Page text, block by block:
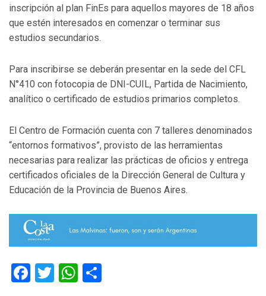
inscripción al plan FinEs para aquellos mayores de 18 años
que estén interesados en comenzar o terminar sus
estudios secundarios.
Para inscribirse se deberán presentar en la sede del CFL
N°410 con fotocopia de DNI-CUIL, Partida de Nacimiento,
analítico o certificado de estudios primarios completos.
El Centro de Formación cuenta con 7 talleres denominados
“entornos formativos”, provisto de las herramientas
necesarias para realizar las prácticas de oficios y entrega
certificados oficiales de la Dirección General de Cultura y
Educación de la Provincia de Buenos Aires.
Facebook
TwitterWhatsApp